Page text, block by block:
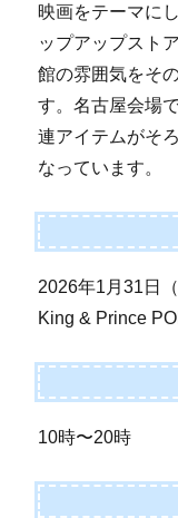
映画をテーマに
ップアップスト
館の雰囲気をそ
す。名古屋会場
連アイテムがそ
なっています。
2026年1月31日
King & Prince
10時〜20時